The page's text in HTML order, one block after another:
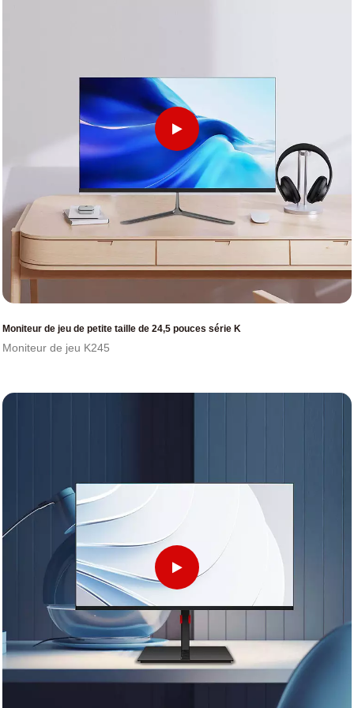
Moniteur de jeu de petite taille de 24,5 pouces série K
Moniteur de jeu K245